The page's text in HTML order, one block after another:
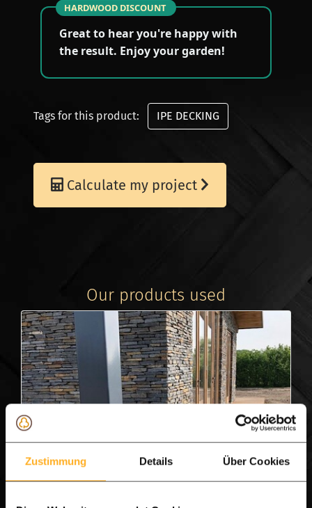
Zustimmung Details Über Cookies
HARDWOOD DISCOUNT
Great to hear you're happy with
the result. Enjoy your garden!
Tags for this product: IPE DECKING
Calculate my project
Our products used